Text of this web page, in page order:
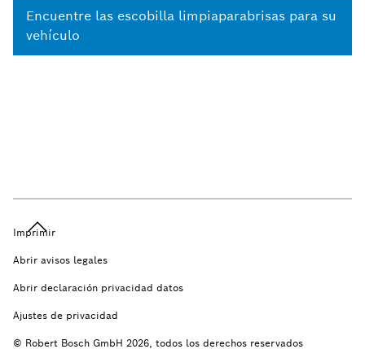
Encuentre las escobilla limpiaparabrisas para su
vehículo
Imprimir
Abrir avisos legales
Abrir declaración privacidad datos
Ajustes de privacidad
© Robert Bosch GmbH 2026, todos los derechos reservados